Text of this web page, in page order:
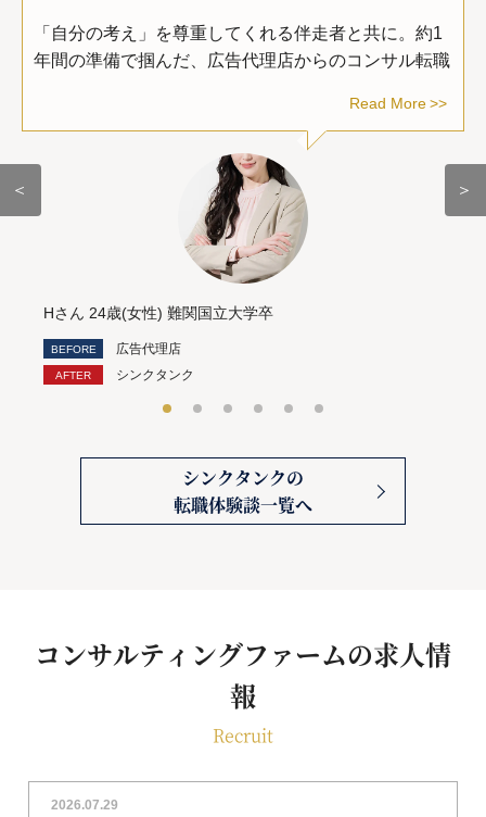
＜
「自分の考え」を尊重してくれる伴走者と共に。約1
年間の準備で掴んだ、広告代理店からのコンサル転職
Read More
Hさん 24歳(女性) 難関国立大学卒
広告代理店
シンクタンク
＞
シンクタンクの
転職体験談一覧へ
コンサルティングファームの求人情
報
Recruit
2026.07.29